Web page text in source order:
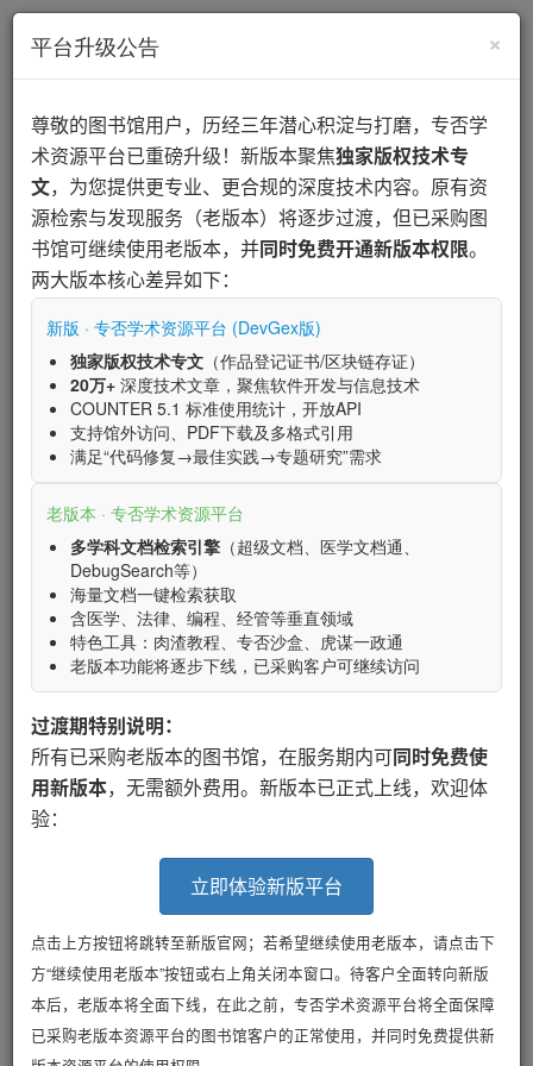
开通试用
皖ICP备18013804号-1公安网备34150102000202
© 逆雪 专否 data.zhuanfou.com
×
平台升级公告
尊敬的图书馆用户，历经三年潜心积淀与打磨，专否学
术资源平台已重磅升级！新版本聚焦独家版权技术专
文，为您提供更专业、更合规的深度技术内容。原有资
源检索与发现服务（老版本）将逐步过渡，但已采购图
书馆可继续使用老版本，并同时免费开通新版本权限。
两大版本核心差异如下：
新版 · 专否学术资源平台 (DevGex版)
独家版权技术专文 （作品登记证书/区块链存证）
20万+ 深度技术文章，聚焦软件开发与信息技术
COUNTER 5.1 标准使用统计，开放API
支持馆外访问、PDF下载及多格式引用
满足“代码修复→最佳实践→专题研究”需求
老版本 · 专否学术资源平台
多学科文档检索引擎 （超级文档、医学文档通、
DebugSearch等）
海量文档一键检索获取
含医学、法律、编程、经管等垂直领域
特色工具：肉渣教程、专否沙盒、虎谋一政通
老版本功能将逐步下线，已采购客户可继续访问
过渡期特别说明：
所有已采购老版本的图书馆，在服务期内可同时免费使
用新版本，无需额外费用。新版本已正式上线，欢迎体
验：
立即体验新版平台
点击上方按钮将跳转至新版官网；若希望继续使用老版本，请点击下
方“继续使用老版本”按钮或右上角关闭本窗口。待客户全面转向新版
本后，老版本将全面下线，在此之前，专否学术资源平台将全面保障
已采购老版本资源平台的图书馆客户的正常使用，并同时免费提供新